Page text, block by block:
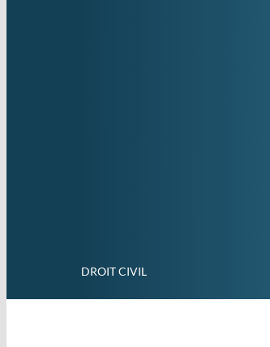
DROIT CIVIL